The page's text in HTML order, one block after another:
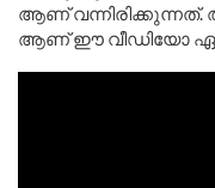
ആണ്
ആണ് ഈ വീഡിയോ